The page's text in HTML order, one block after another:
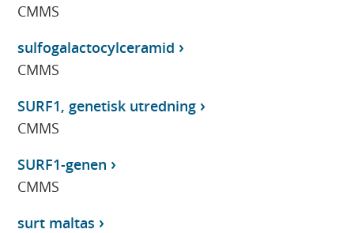
CMMS
sulfogalactocylceramid
CMMS
SURF1, genetisk utredning
CMMS
SURF1-genen
CMMS
surt maltas